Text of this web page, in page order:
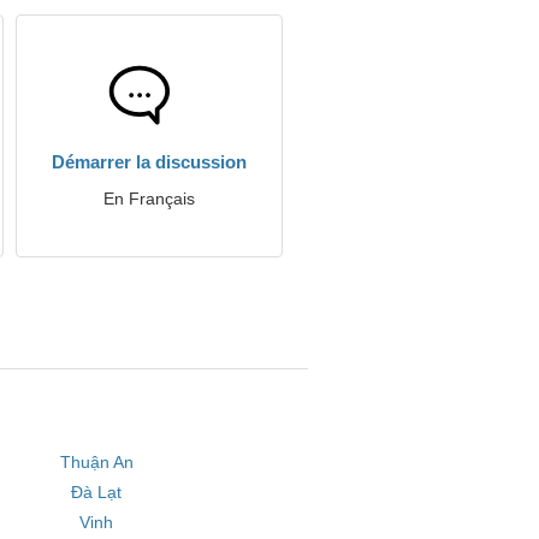
Démarrer la discussion
En Français
Thuận An
Đà Lạt
Vinh